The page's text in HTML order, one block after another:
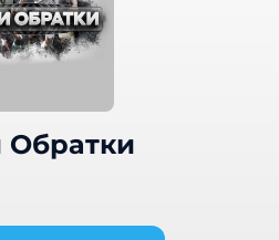
Обратки